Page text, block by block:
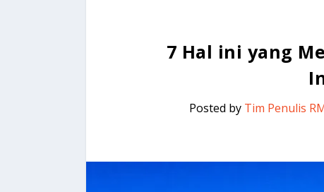
7 Hal ini yang
Posted by Tim Penulis